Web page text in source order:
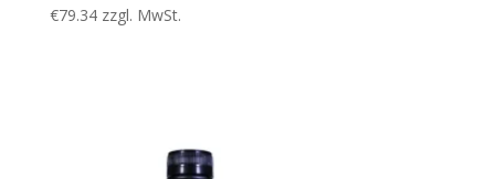
€79.34 zzgl. MwSt.